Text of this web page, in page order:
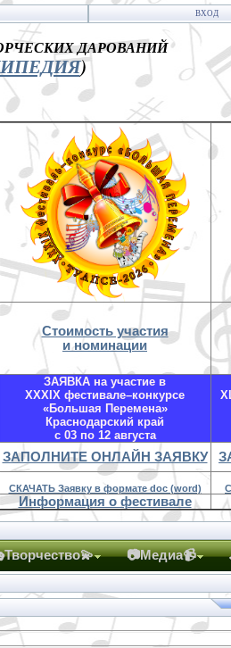
ВХОД
ДАРОВАНИЙ
)
Стоимость участия
и номинации
ЗАЯВКА на участие в
XXXIX фестивале–конкурсе
«Большая Перемена»
Краснодарский край
с 03 по 12 августа
ЗАПОЛНИТЕ ОНЛАЙН ЗАЯВКУ
СКАЧАТЬ Заявку в формате doc (word)
Информация о фестивале
📷Медиа📹